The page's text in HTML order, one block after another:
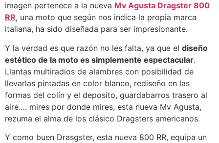
imagen pertenece a la nueva Mv Agusta Dragster 800
RR, una moto que según nos indica la propia marca
italiana, ha sido diseñada para ser impresionante.
Y la verdad es que razón no les falta, ya que el diseño
estético de la moto es simplemente espectacular.
Llantas multiradios de alambres con posibilidad de
llevarlas pintadas en color blanco, rediseño en las
formas del colín y el deposito, guardabarros trasero al
aire…. mires por donde mires, esta nueva Mv Agusta,
rezuma el alma de los clásico Dragsters americanos.
Y como buen Drasgster, esta nueva 800 RR, equipa un